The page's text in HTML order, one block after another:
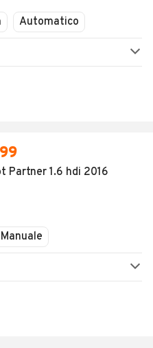
Automatico
Partner 1.6 hdi 2016
Manuale